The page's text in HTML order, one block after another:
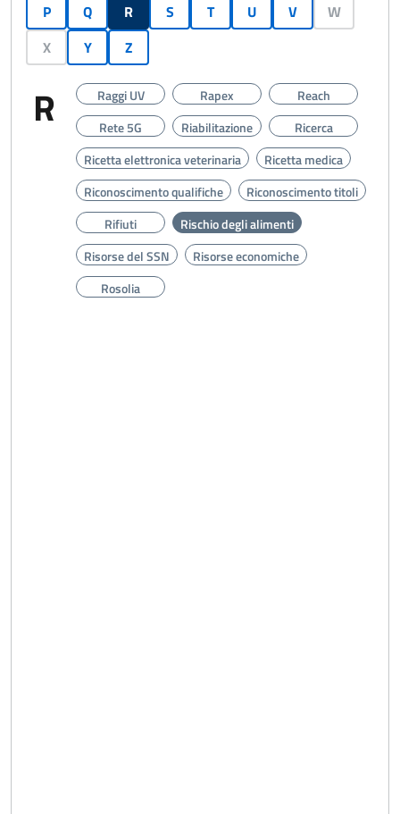
P
Q R S T U V
W
X
Y Z
R Raggi UV Rapex
Reach
Rete 5G
Riabilitazione
Ricerca
Ricetta elettronica veterinaria
Ricetta medica
Riconoscimento qualifiche
Riconoscimento titoli
Rifiuti
Rischio degli alimenti
Risorse del SSN
Risorse economiche
Rosolia